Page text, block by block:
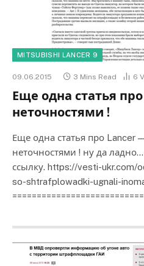
MITSUBISHI LANCER 9
09.06.2015 3 Mins Read 6
Еще одна статья
неточностями !
Еще одна статья про Lancer
неточностями ! ну да
ссылку. https://vesti-ukr.com/
so-shtrafplowadki-ugnali-